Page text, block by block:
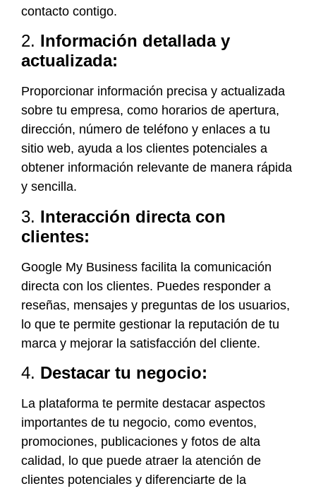
contacto contigo.
2. Información detallada y
actualizada:
Proporcionar información precisa y actualizada
sobre tu empresa, como horarios de apertura,
dirección, número de teléfono y enlaces a tu
sitio web, ayuda a los clientes potenciales a
obtener información relevante de manera rápida
y sencilla.
3. Interacción directa con
clientes:
Google My Business facilita la comunicación
directa con los clientes. Puedes responder a
reseñas, mensajes y preguntas de los usuarios,
lo que te permite gestionar la reputación de tu
marca y mejorar la satisfacción del cliente.
4. Destacar tu negocio:
La plataforma te permite destacar aspectos
importantes de tu negocio, como eventos,
promociones, publicaciones y fotos de alta
calidad, lo que puede atraer la atención de
clientes potenciales y diferenciarte de la